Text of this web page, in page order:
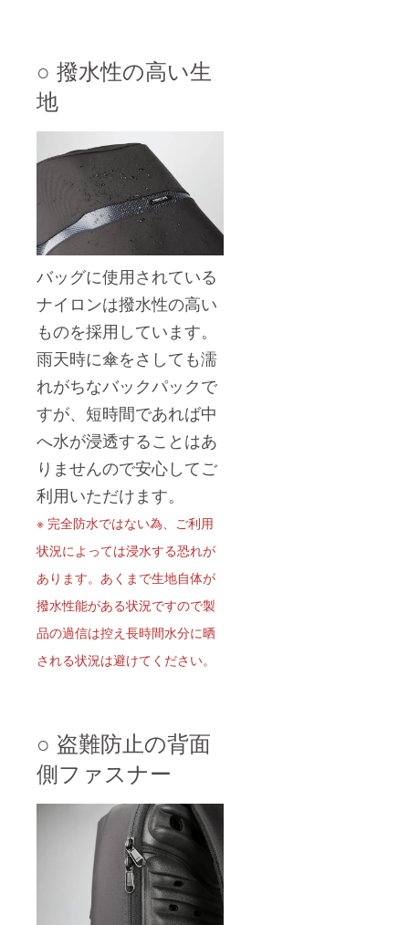
○ 撥水性の高い生
地
バッグに使用されている
ナイロンは撥水性の高い
ものを採用しています。
雨天時に傘をさしても濡
れがちなバックパックで
すが、短時間であれば中
へ水が浸透することはあ
りませんので安心してご
利用いただけます。
※ 完全防水ではない為、ご利用
状況によっては浸水する恐れが
あります。あくまで生地自体が
撥水性能がある状況ですので製
品の過信は控え長時間水分に晒
される状況は避けてください。
○ 盗難防止の背面
側ファスナー